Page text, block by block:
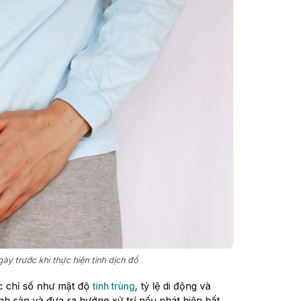
trước khi thực hiện tinh dịch đồ
chỉ số như mật độtinh trùng, tỷ lệ di động và